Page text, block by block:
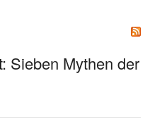
Sieben Mythen der